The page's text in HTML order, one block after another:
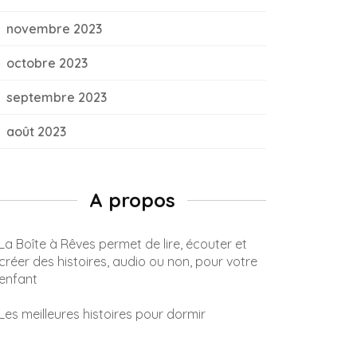
novembre 2023
octobre 2023
septembre 2023
août 2023
A propos
Boîte à Rêves permet de lire, écouter et
des histoires, audio ou non, pour votre
meilleures histoires pour dormir